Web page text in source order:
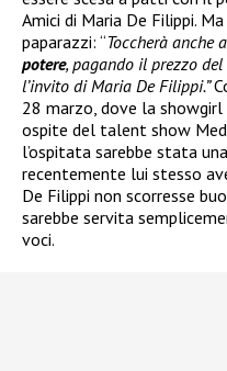
Amici di Maria De Filippi.
paparazzi: “Toccherà anche
potere, pagando il prezzo
l’invito di Maria De Filippi.”
28 marzo, dove la
ospite del talent show
l’ospitata sarebbe stata
recentemente lui stesso
De Filippi non scorresse
sarebbe servita
voci.